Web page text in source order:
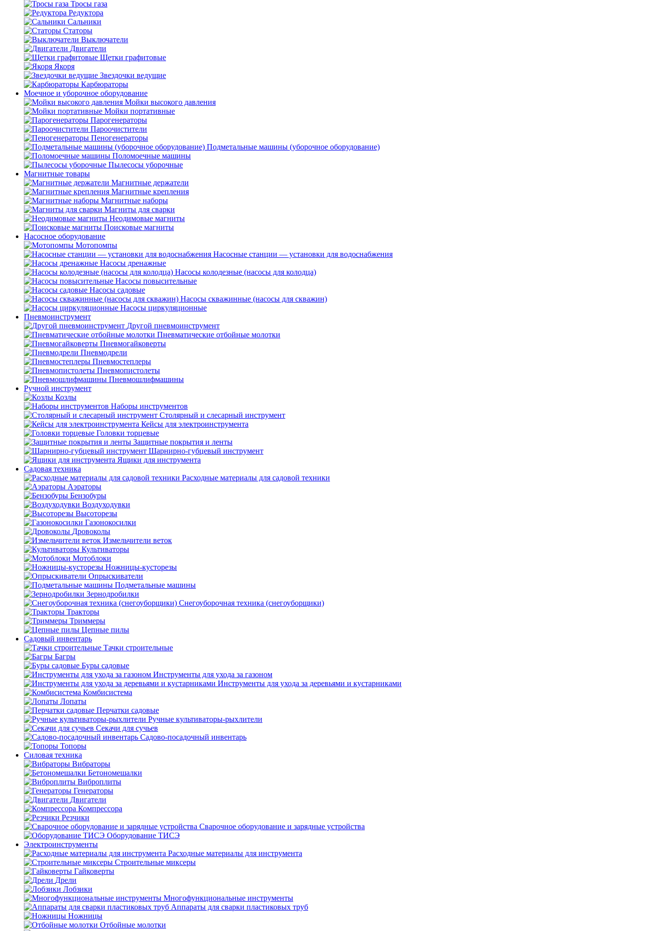
Тросы газа
Редуктора
Сальники
Статоры
Выключатели
Двигатели
Щетки графитовые
Якоря
Звездочки ведущие
Карбюраторы
Моечное и уборочное оборудование
Мойки высокого давления
Мойки портативные
Парогенераторы
Пароочистители
Пеногенераторы
Подметальные машины (уборочное оборудование)
Поломоечные машины
Пылесосы уборочные
Магнитные товары
Магнитные держатели
Магнитные крепления
Магнитные наборы
Магниты для сварки
Неодимовые магниты
Поисковые магниты
Насосное оборудование
Мотопомпы
Насосные станции — установки для водоснабжения
Насосы дренажные
Насосы колодезные (насосы для колодца)
Насосы повысительные
Насосы садовые
Насосы скважинные (насосы для скважин)
Насосы циркуляционные
Пневмоинструмент
Другой пневмоинструмент
Пневматические отбойные молотки
Пневмогайковерты
Пневмодрели
Пневмостеплеры
Пневмопистолеты
Пневмошлифмашины
Ручной инструмент
Козлы
Наборы инструментов
Столярный и слесарный инструмент
Кейсы для электроинструмента
Головки торцевые
Защитные покрытия и ленты
Шарнирно-губцевый инструмент
Ящики для инструмента
Садовая техника
Расходные материалы для садовой техники
Аэраторы
Бензобуры
Воздуходувки
Высоторезы
Газонокосилки
Дровоколы
Измельчители веток
Культиваторы
Мотоблоки
Ножницы-кусторезы
Опрыскиватели
Подметальные машины
Зернодробилки
Снегоуборочная техника (снегоуборщики)
Тракторы
Триммеры
Цепные пилы
Садовый инвентарь
Тачки строительные
Багры
Буры садовые
Инструменты для ухода за газоном
Инструменты для ухода за деревьями и кустарниками
Комбисистема
Лопаты
Перчатки садовые
Ручные культиваторы-рыхлители
Секачи для сучьев
Садово-посадочный инвентарь
Топоры
Силовая техника
Вибраторы
Бетономешалки
Виброплиты
Генераторы
Двигатели
Компрессора
Резчики
Сварочное оборудование и зарядные устройства
Оборудование ТИСЭ
Электроинструменты
Расходные материалы для инструмента
Строительные миксеры
Гайковерты
Дрели
Лобзики
Многофункциональные инструменты
Аппараты для сварки пластиковых труб
Ножницы
Отбойные молотки